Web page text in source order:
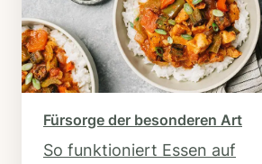
Fürsorge der besonderen Art
So funktioniert Essen auf